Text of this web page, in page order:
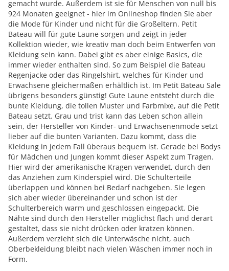
gemacht wurde. Außerdem ist sie für Menschen von null bis
924 Monaten geeignet - hier im Onlineshop finden Sie aber
die Mode für Kinder und nicht für die Großeltern. Petit
Bateau will für gute Laune sorgen und zeigt in jeder
Kollektion wieder, wie kreativ man doch beim Entwerfen von
Kleidung sein kann. Dabei gibt es aber einige Basics, die
immer wieder enthalten sind. So zum Beispiel die Bateau
Regenjacke oder das Ringelshirt, welches für Kinder und
Erwachsene gleichermaßen erhältlich ist. Im Petit Bateau Sale
übrigens besonders günstig! Gute Laune entsteht durch die
bunte Kleidung, die tollen Muster und Farbmixe, auf die Petit
Bateau setzt. Grau und trist kann das Leben schon allein
sein, der Hersteller von Kinder- und Erwachsenenmode setzt
lieber auf die bunten Varianten. Dazu kommt, dass die
Kleidung in jedem Fall überaus bequem ist. Gerade bei Bodys
für Mädchen und Jungen kommt dieser Aspekt zum Tragen.
Hier wird der amerikanische Kragen verwendet, durch den
das Anziehen zum Kinderspiel wird. Die Schulterteile
überlappen und können bei Bedarf nachgeben. Sie legen
sich aber wieder übereinander und schon ist der
Schulterbereich warm und geschlossen eingepackt. Die
Nähte sind durch den Hersteller möglichst flach und derart
gestaltet, dass sie nicht drücken oder kratzen können.
Außerdem verzieht sich die Unterwäsche nicht, auch
Oberbekleidung bleibt nach vielen Wäschen immer noch in
Form.